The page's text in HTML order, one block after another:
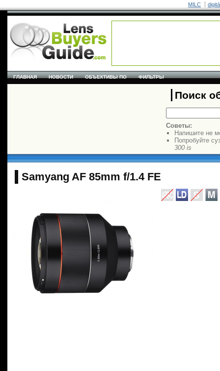
MILC
ГЛАВНАЯ НОВОСТИ ОБЪЕКТИВЫ ПО ФИЛЬТРЫ
Поиск
Советы:
Напишите не
Попробуйте
300 is
Samyang AF 85mm f/1.4 FE